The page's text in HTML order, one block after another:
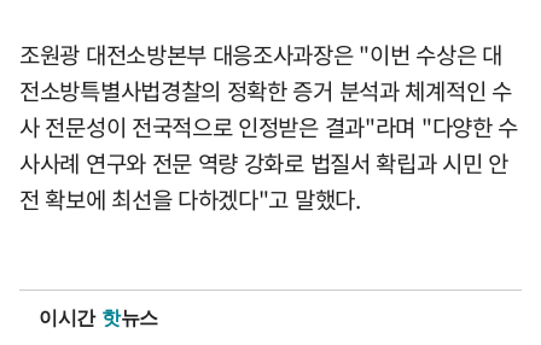
조원광 대전소방본부 대응조사과장은 "이번 수상은 대
전소방특별사법경찰의 정확한 증거 분석과 체계적인 수
사 전문성이 전국적으로 인정받은 결과"라며 "다양한 수
사사례 연구와 전문 역량 강화로 법질서 확립과 시민 안
전 확보에 최선을 다하겠다"고 말했다.
이시간 핫뉴스